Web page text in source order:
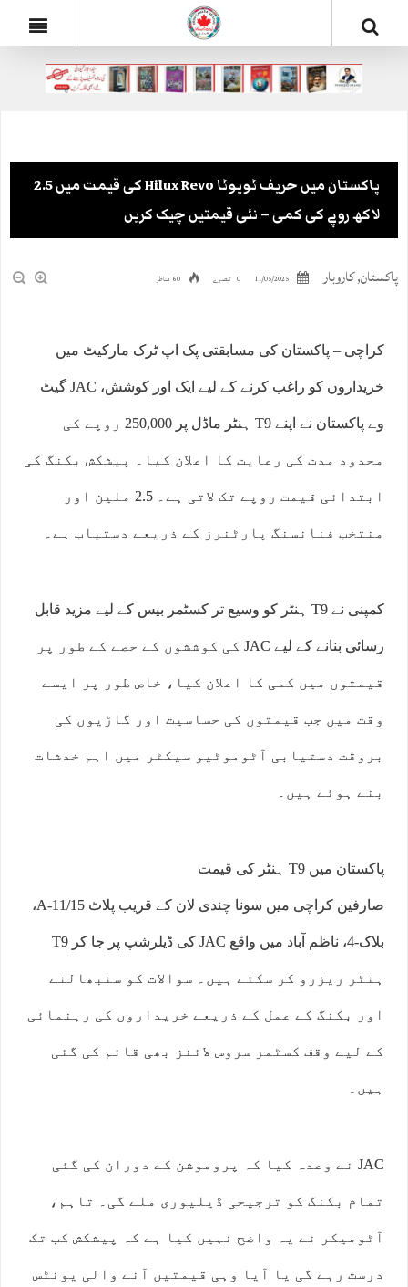
پاکستان میں حریف ٹویوٹا Hilux Revo کی قیمت میں 2.5
لاکھ روپے کی کمی – نئی قیمتیں چیک کریں
پاکستان,کاروبار 11/05/2025 0 تبصرے 60 مناظر
کراچی – پاکستان کی مسابقتی پک اپ ٹرک مارکیٹ میں
خریداروں کو راغب کرنے کے لیے ایک اور کوشش، JAC گیٹ
وے پاکستان نے اپنے T9 ہنٹر ماڈل پر 250,000 روپے کی
محدود مدت کی رعایت کا اعلان کیا۔ پیشکش بکنگ کی
ابتدائی قیمت روپے تک لاتی ہے۔ 2.5 ملین اور
منتخب فنانسنگ پارٹنرز کے ذریعے دستیاب ہے۔
کمپنی نے T9 ہنٹر کو وسیع تر کسٹمر بیس کے لیے مزید قابل
رسائی بنانے کے لیے JAC کی کوششوں کے حصے کے طور پر
قیمتوں میں کمی کا اعلان کیا، خاص طور پر ایسے
وقت میں جب قیمتوں کی حساسیت اور گاڑیوں کی
بروقت دستیابی آٹوموٹیو سیکٹر میں اہم خدشات
بنے ہوئے ہیں۔
پاکستان میں T9 ہنٹر کی قیمت
صارفین کراچی میں سونا چندی لان کے قریب پلاٹ 11/15-A،
بلاک-4، ناظم آباد میں واقع JAC کی ڈیلرشپ پر جا کر T9
ہنٹر ریزرو کر سکتے ہیں۔ سوالات کو سنبھالنے
اور بکنگ کے عمل کے ذریعے خریداروں کی رہنمائی
کے لیے وقف کسٹمر سروس لائنز بھی قائم کی گئی
ہیں۔
JAC نے وعدہ کیا کہ پروموشن کے دوران کی گئی
تمام بکنگ کو ترجیحی ڈیلیوری ملے گی۔ تاہم،
آٹومیکر نے یہ واضح نہیں کیا ہے کہ پیشکش کب تک
درست رہے گی یا آیا وہی قیمتیں آنے والی یونٹس